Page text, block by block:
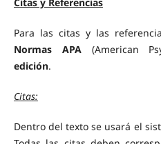
Para las citas y las
Normas APA (American
edición.
Citas:
Dentro del texto se usará el